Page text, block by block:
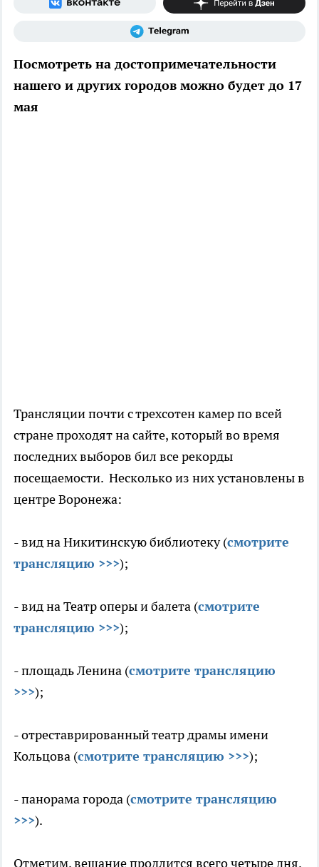
Посмотреть на достопримечательности
нашего и других городов можно будет до 17
мая
Трансляции почти с трехсотен камер по всей
стране проходят на сайте, который во время
последних выборов бил все рекорды
посещаемости. Несколько из них установлены в
центре Воронежа:
- вид на Никитинскую библиотеку (смотрите
трансляцию >>>);
- вид на Театр оперы и балета (смотрите
трансляцию >>>);
- площадь Ленина (смотрите трансляцию
>>>);
- отреставрированный театр драмы имени
Кольцова (смотрите трансляцию >>>);
- панорама города (смотрите трансляцию
>>>).
Отметим, вещание продлится всего четыре дня.